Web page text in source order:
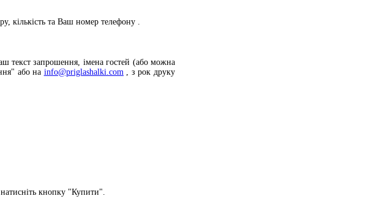
кількість та Ваш номер телефону
текст запрошення, імена гостей (або можна
або на info@priglashalki.com , зрок друку
кнопку "Купити".